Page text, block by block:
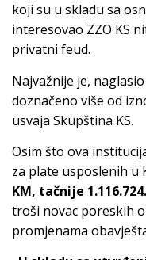
koji su u skladu sa
interesovao ZZO KS
privatni feud.
Najvažnije je,
doznačeno više od
usvaja Skupština KS.
Osim što ova
za plate usposlenih u
KM, tačnije
troši novac poreskih
promjenama